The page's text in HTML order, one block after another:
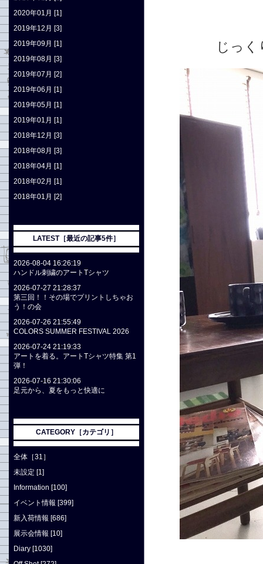
じっ
2020年01月 [1]
2019年12月 [3]
2019年09月 [1]
2019年08月 [3]
2019年07月 [2]
2019年06月 [1]
2019年05月 [1]
2019年01月 [1]
2018年12月 [3]
2018年08月 [3]
2018年04月 [1]
2018年02月 [1]
2018年01月 [2]
LATEST［最近の記事5件］
2026-08-04 16:26:19
ハンドル刺繍のアートTシャツ
2026-07-27 21:28:37
第三回！！その場でプリントしちゃお
う！の会
2026-07-26 21:55:49
COLORS SUMMER FESTIVAL 2026
2026-07-24 21:19:33
アートを着る。アートTシャツ特集 第1
弾！
2026-07-16 21:30:06
足元から、夏をもっと快適に
CATEGORY［カテゴリ］
全体［31］
未設定 [1]
Information [100]
イベント情報 [399]
新入荷情報 [686]
展示会情報 [10]
Diary [1030]